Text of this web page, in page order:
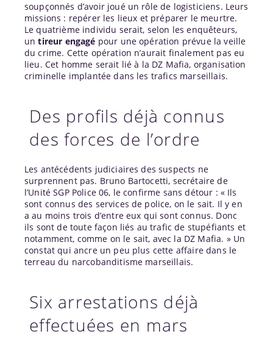
soupçonnés d’avoir joué un rôle de logisticiens. Leurs
missions : repérer les lieux et préparer le meurtre.
Le quatrième individu serait, selon les enquêteurs,
untireur engagé pour une opération prévue la veille
du crime. Cette opération n’aurait finalement pas eu
lieu. Cet homme serait lié à la DZ Mafia, organisation
criminelle implantée dans les trafics marseillais.
Des profils déjà connus
des forces de l’ordre
Les antécédents judiciaires des suspects ne
surprennent pas. Bruno Bartocetti, secrétaire de
l’Unité SGP Police 06, le confirme sans détour : « Ils
sont connus des services de police, on le sait. Il y en
a au moins trois d’entre eux qui sont connus. Donc
ils sont de toute façon liés au trafic de stupéfiants et
notamment, comme on le sait, avec la DZ Mafia. » Un
constat qui ancre un peu plus cette affaire dans le
terreau du narcobanditisme marseillais.
Six arrestations déjà
effectuées en mars